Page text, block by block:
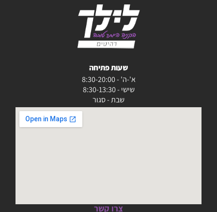
שעות פתיחה
א'-ה' - 8:30-20:00
שישי - 8:30-13:30
שבת - סגור
צרו קשר